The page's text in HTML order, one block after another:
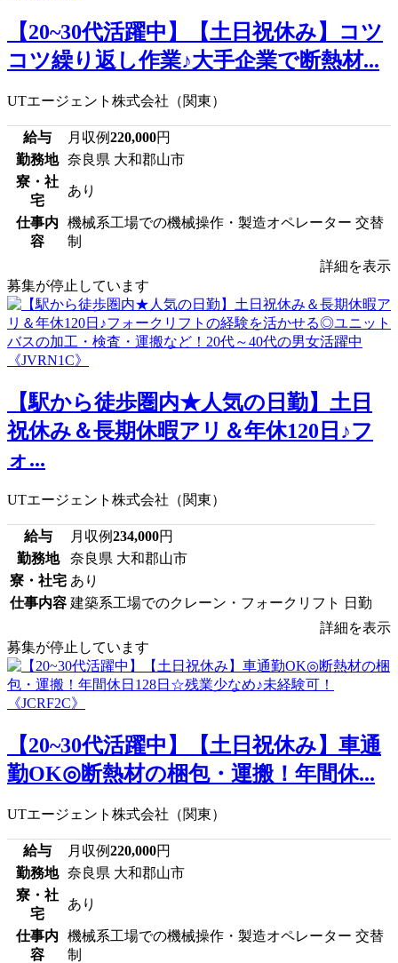
【20~30代活躍中】【土日祝休み】コツ
コツ繰り返し作業♪大手企業で断熱材...
UTエージェント株式会社（関東）
給与 月収例220,000円
勤務地
奈良県 大和郡山市
寮・社
宅
あり
仕事内
容
機械系工場での機械操作・製造オペレーター 交替
制
詳細を表示
募集が停止しています
【駅から徒歩圏内★人気の日勤】土日
祝休み＆長期休暇アリ＆年休120日♪フ
ォ...
UTエージェント株式会社（関東）
給与 月収例234,000円
勤務地
奈良県 大和郡山市
寮・社宅 あり
仕事内容 建築系工場でのクレーン・フォークリフト 日勤
詳細を表示
募集が停止しています
【20~30代活躍中】【土日祝休み】車通
勤OK◎断熱材の梱包・運搬！年間休...
UTエージェント株式会社（関東）
給与 月収例220,000円
勤務地
奈良県 大和郡山市
寮・社
宅
あり
仕事内
容
機械系工場での機械操作・製造オペレーター 交替
制